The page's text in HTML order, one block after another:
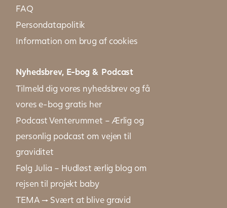
FAQ
Persondatapolitik
Information om brug af cookies
Nyhedsbrev, E-bog & Podcast
Tilmeld dig vores nyhedsbrev og få
vores e-bog gratis her
Podcast Venterummet – Ærlig og
personlig podcast om vejen til
graviditet
Følg Julia – Hudløst ærlig blog om
rejsen til projekt baby
TEMA → Svært at blive gravid